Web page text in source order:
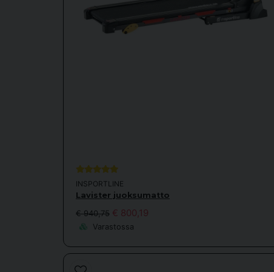
INSPORTLINE
Lavister juoksumatto
€ 940,75 € 800,19
Varastossa